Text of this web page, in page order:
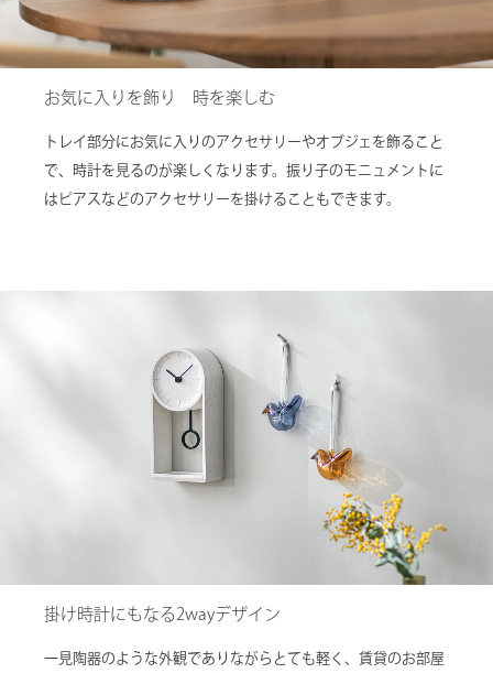
お気に入りを飾り 時を楽しむ
トレイ部分にお気に入りのアクセサリーやオブジェを飾ること
で、時計を見るのが楽しくなります。振り子のモニュメントに
はピアスなどのアクセサリーを掛けることもできます。
掛け時計にもなる2wayデザイン
一見陶器のような外観でありながらとても軽く、賃貸のお部屋